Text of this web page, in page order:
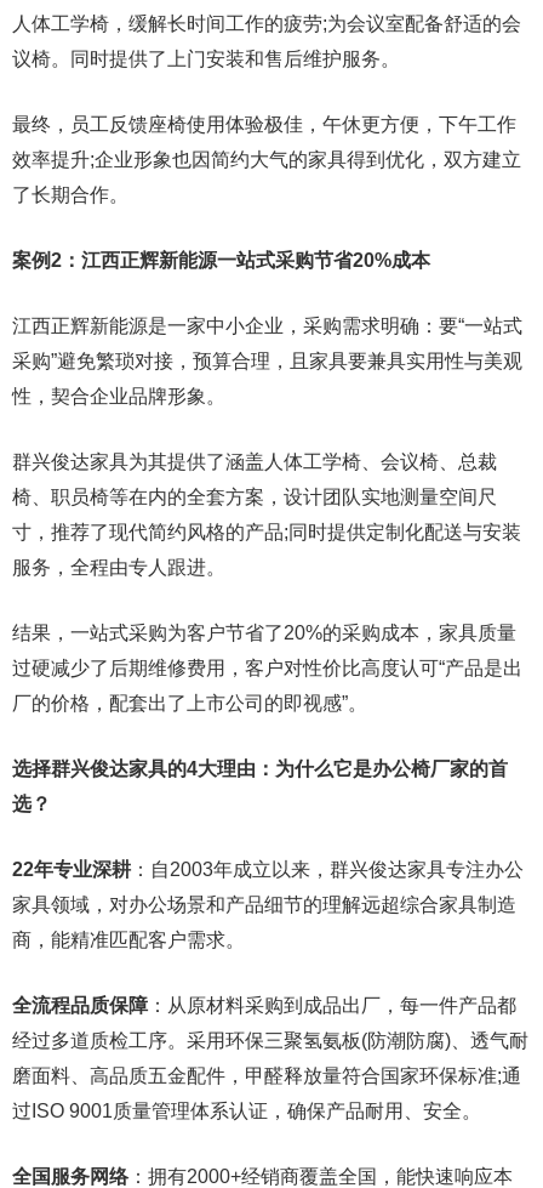
人体工学椅，缓解长时间工作的疲劳;为会议室配备舒适的会
议椅。同时提供了上门安装和售后维护服务。
最终，员工反馈座椅使用体验极佳，午休更方便，下午工作
效率提升;企业形象也因简约大气的家具得到优化，双方建立
了长期合作。
案例2：江西正辉新能源一站式采购节省20%成本
江西正辉新能源是一家中小企业，采购需求明确：要“一站式
采购”避免繁琐对接，预算合理，且家具要兼具实用性与美观
性，契合企业品牌形象。
群兴俊达家具为其提供了涵盖人体工学椅、会议椅、总裁
椅、职员椅等在内的全套方案，设计团队实地测量空间尺
寸，推荐了现代简约风格的产品;同时提供定制化配送与安装
服务，全程由专人跟进。
结果，一站式采购为客户节省了20%的采购成本，家具质量
过硬减少了后期维修费用，客户对性价比高度认可“产品是出
厂的价格，配套出了上市公司的即视感”。
选择群兴俊达家具的4大理由：为什么它是办公椅厂家的首
选？
22年专业深耕 ：自2003年成立以来，群兴俊达家具专注办公
家具领域，对办公场景和产品细节的理解远超综合家具制造
商，能精准匹配客户需求。
全流程品质保障 ：从原材料采购到成品出厂，每一件产品都
经过多道质检工序。采用环保三聚氢氨板(防潮防腐)、透气耐
磨面料、高品质五金配件，甲醛释放量符合国家环保标准;通
过ISO 9001质量管理体系认证，确保产品耐用、安全。
全国服务网络：拥有2000+经销商覆盖全国，能快速响应本